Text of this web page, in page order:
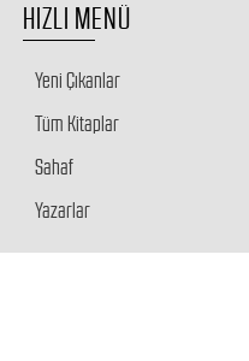
HIZLI MENÜ
Yeni Çıkanlar
Tüm Kitaplar
Sahaf
Yazarlar